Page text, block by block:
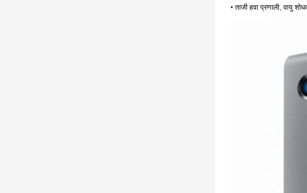
• ताजी हवा प्रणाली, वायु